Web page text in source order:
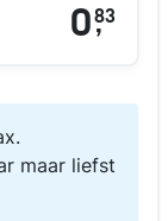
0,
83
maar liefst